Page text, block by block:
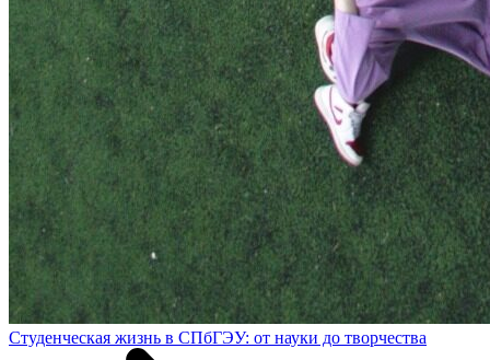
Студенческая жизнь в СПбГЭУ: от науки до творчества